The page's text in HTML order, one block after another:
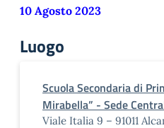
10 Agosto 2023
Luogo
Scuola Secondaria di
Mirabella” - Sede
Viale Italia 9 – 91011